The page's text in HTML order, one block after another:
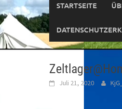
STARTSEITE
Juli 21, 2020